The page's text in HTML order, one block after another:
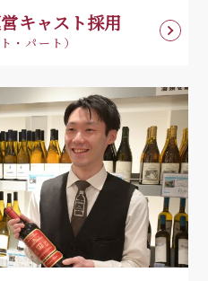
キャスト採用
・パート）